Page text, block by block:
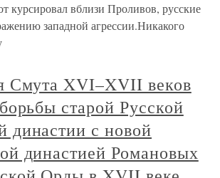
курсировал вблизи Проливов, русские
западной агрессии.Никакого
Смута XVI–XVII веков
старой Русской
династии с новой
династией Романовых